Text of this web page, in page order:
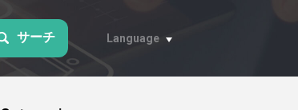
サーチ Language